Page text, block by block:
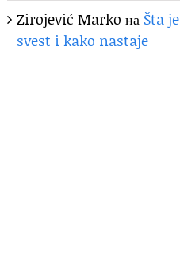
Zirojević Marko на Šta je
svest i kako nastaje